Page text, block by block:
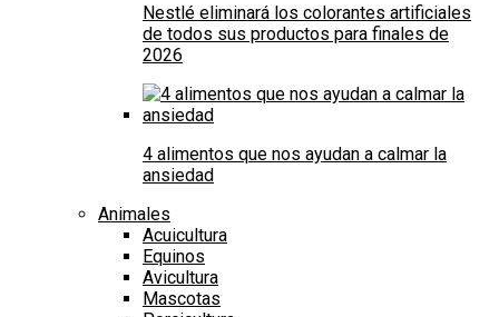
Nestlé eliminará los colorantes artificiales
de todos sus productos para finales de
2026
4 alimentos que nos ayudan a calmar la
ansiedad
Animales
Acuicultura
Equinos
Avicultura
Mascotas